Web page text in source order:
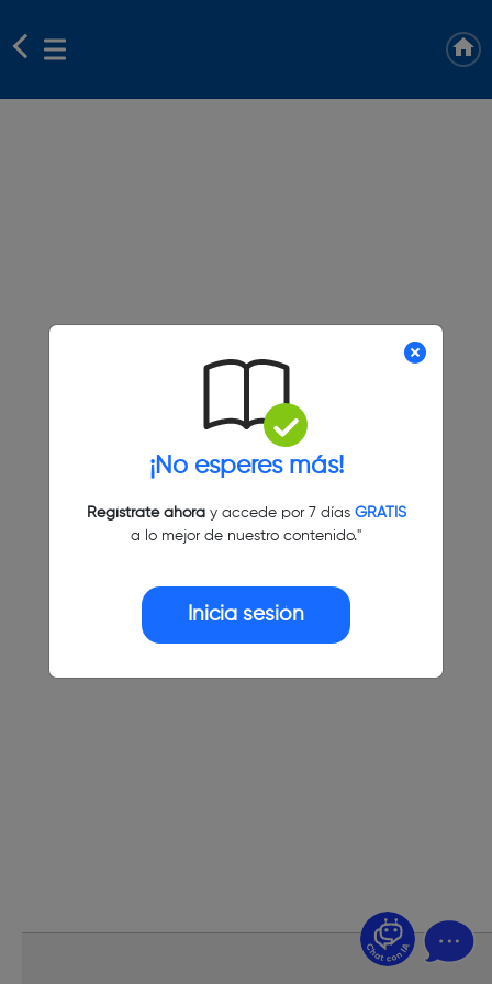
¡No esperes más!
Regístrate ahoray accede por 7 días GRATIS
a lo mejor de nuestro contenido."
Inicia sesión